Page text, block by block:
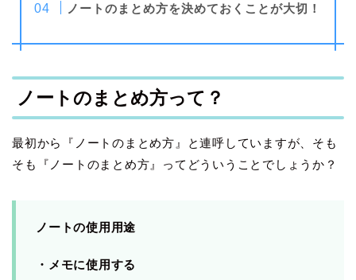
ノートのまとめ方を決めておくことが大切！
ノートのまとめ方って？
最初から『ノートのまとめ方』と連呼していますが、そも
そも『ノートのまとめ方』ってどういうことでしょうか？
ノートの使用用途
・メモに使用する